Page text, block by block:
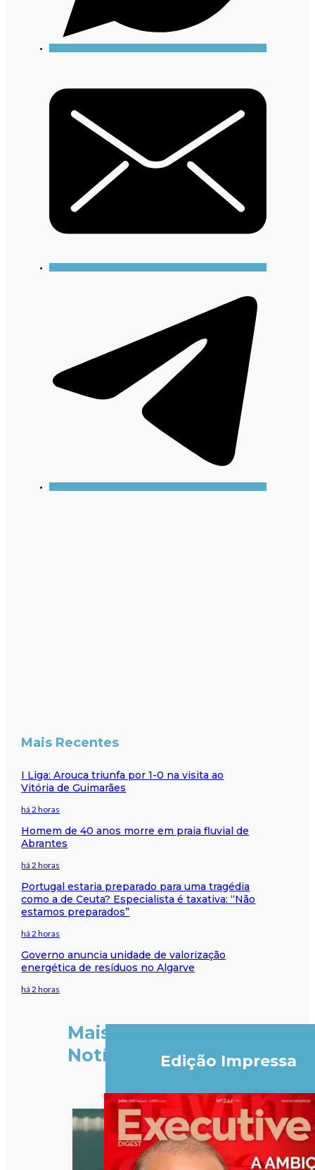
Mais Recentes
I Liga: Arouca triunfa por 1-0 na visita ao
Vitória de Guimarães
há 2 horas
Homem de 40 anos morre em praia fluvial de
Abrantes
há 2 horas
Portugal estaria preparado para uma tragédia
como a de Ceuta? Especialista é taxativa: “Não
estamos preparados”
há 2 horas
Governo anuncia unidade de valorização
energética de resíduos no Algarve
há 2 horas
Mais
Notícias
Edição Impressa